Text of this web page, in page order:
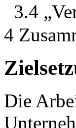
3.4
4
Die